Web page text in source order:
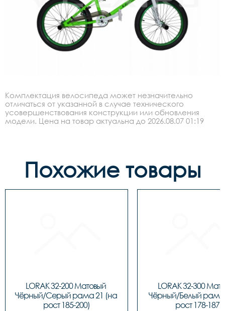
Комплектация велосипеда может незначительно
отличаться от указанной в случае технического
усовершенствования конструкции или обновления
модели. Цена на товар актуальна до 2026.08.07 01:19
Похожие товары
LORAK 32-200 Матовый
Чёрный/Серый рама 21 (на
рост 185-200)
LORAK 32-300
Чёрный/Белый рама
рост 178-187)